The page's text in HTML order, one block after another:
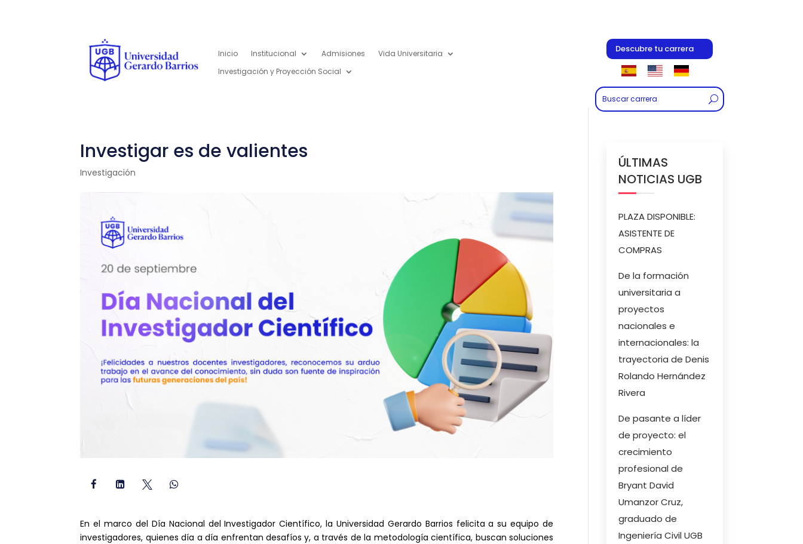
Inicio Institucional Admisiones
Vida Universitaria
Investigación y Proyección Social
Descubre tu carrera
Investigar es de valientes
Investigación
   
En el marco del Día Nacional del Investigador Científico, la Universidad Gerardo Barrios felicita a su equipo de
investigadores, quienes día a día enfrentan desafíos y, a través de la metodología científica, buscan soluciones
ÚLTIMAS
NOTICIAS UGB
PLAZA DISPONIBLE:
ASISTENTE DE
COMPRAS
De la formación
universitaria a
proyectos
nacionales e
internacionales: la
trayectoria de Denis
Rolando Hernández
Rivera
De pasante a líder
de proyecto: el
crecimiento
profesional de
Bryant David
Umanzor Cruz,
graduado de
Ingeniería Civil UGB